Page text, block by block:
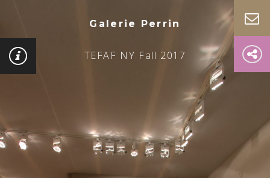
Galerie Perrin
TEFAF NY Fall 2017